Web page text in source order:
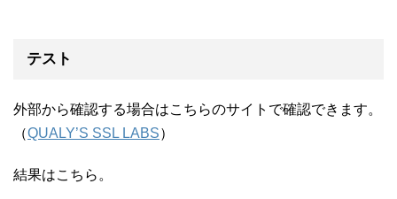
テスト
外部から確認する場合はこちらのサイトで確認できます。
（QUALY’S SSL LABS）
結果はこちら。